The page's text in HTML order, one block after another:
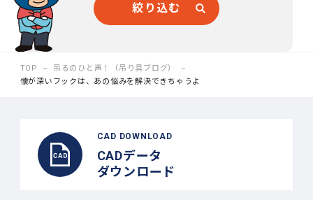
絞り込む
TOP
吊るのひと声！（吊り具ブログ）
懐が深いフックは、あの悩みを解決できちゃうよ
CAD DOWNLOAD
CADデータ
ダウンロード